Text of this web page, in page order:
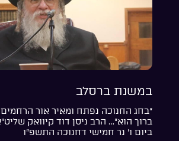
במשנת ברסלב
“בחג החנוכה נפתח ומאיר אור
ברוך הוא”… הרב ניסן דוד קיוואק
ביום ו’ נר חמישי דחנוכה התשפ”ו